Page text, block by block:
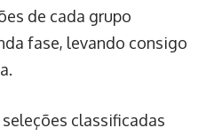
de cada grupo
fase, levando consigo
seleções classificadas